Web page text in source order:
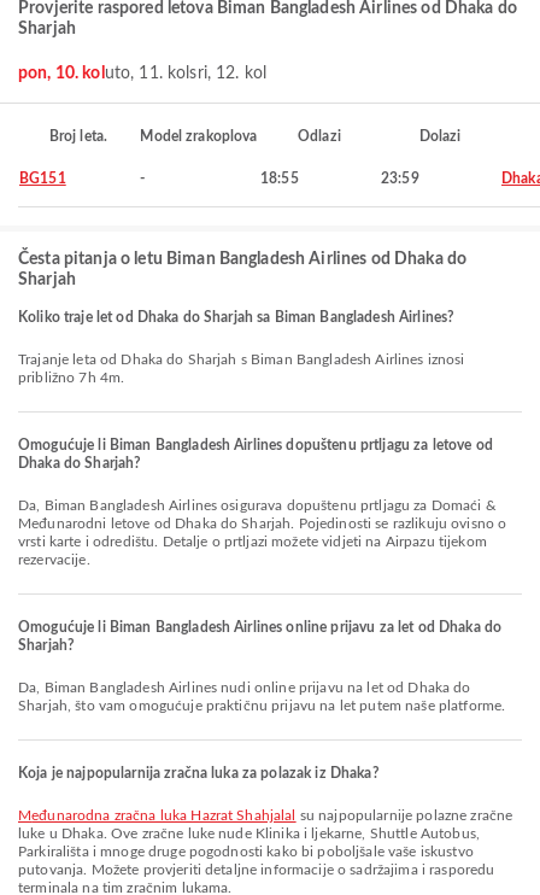
Provjerite raspored letova Biman Bangladesh Airlines od Dhaka do
Sharjah
pon, 10. kol uto, 11. kolsri, 12. kol
Broj leta. Model zrakoplova Odlazi Dolazi
BG151 - 18:55 23:59
Česta pitanja o letu Biman Bangladesh Airlines od Dhaka do
Sharjah
Koliko traje let od Dhaka do Sharjah sa Biman Bangladesh Airlines?
Trajanje leta od Dhaka do Sharjah s Biman Bangladesh Airlines iznosi
približno 7h 4m.
Omogućuje li Biman Bangladesh Airlines dopuštenu prtljagu za letove od
Dhaka do Sharjah?
Da, Biman Bangladesh Airlines osigurava dopuštenu prtljagu za Domaći &
Međunarodni letove od Dhaka do Sharjah. Pojedinosti se razlikuju ovisno o
vrsti karte i odredištu. Detalje o prtljazi možete vidjeti na Airpazu tijekom
rezervacije.
Omogućuje li Biman Bangladesh Airlines online prijavu za let od Dhaka do
Sharjah?
Da, Biman Bangladesh Airlines nudi online prijavu na let od Dhaka do
Sharjah, što vam omogućuje praktičnu prijavu na let putem naše platforme.
Koja je najpopularnija zračna luka za polazak iz Dhaka?
Međunarodna zračna luka Hazrat Shahjalal su najpopularnije polazne zračne
luke u Dhaka. Ove zračne luke nude Klinika i ljekarne, Shuttle Autobus,
Parkirališta i mnoge druge pogodnosti kako bi poboljšale vaše iskustvo
putovanja. Možete provjeriti detaljne informacije o sadržajima i rasporedu
terminala na tim zračnim lukama.